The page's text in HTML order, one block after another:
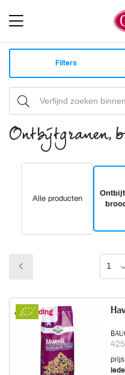
Filters
Ontbijtgranen,
Alle producten
1
Aanbieding
prijs